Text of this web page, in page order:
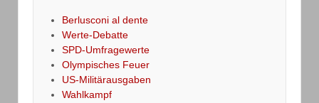
Berlusconi al dente
Werte-Debatte
SPD-Umfragewerte
Olympisches Feuer
US-Militärausgaben
Wahlkampf